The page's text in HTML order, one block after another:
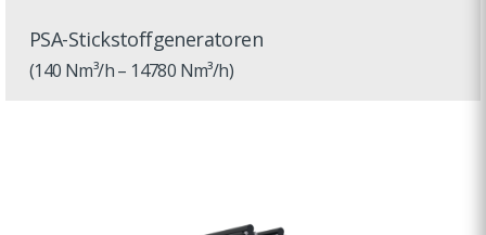
PSA-Stickstoffgeneratoren
(140 Nm³/h – 14780 Nm³/h)